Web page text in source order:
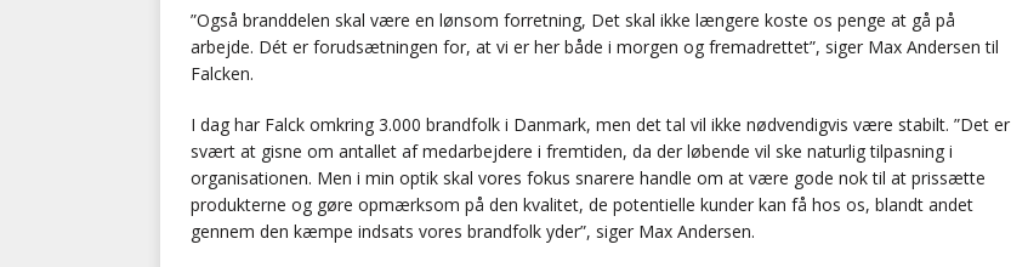
”Også branddelen skal være en lønsom forretning, Det skal ikke længere koste os penge at gå på
arbejde. Dét er forudsætningen for, at vi er her både i morgen og fremadrettet”, siger Max Andersen til
Falcken.
I dag har Falck omkring 3.000 brandfolk i Danmark, men det tal vil ikke nødvendigvis være stabilt. ”Det er
svært at gisne om antallet af medarbejdere i fremtiden, da der løbende vil ske naturlig tilpasning i
organisationen. Men i min optik skal vores fokus snarere handle om at være gode nok til at prissætte
produkterne og gøre opmærksom på den kvalitet, de potentielle kunder kan få hos os, blandt andet
gennem den kæmpe indsats vores brandfolk yder”, siger Max Andersen.